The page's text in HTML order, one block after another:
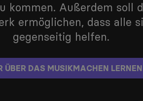
kommen. Außerdem soll
ermöglichen, dass alle
gegenseitig helfen.
ÜBER DAS MUSIKMACHEN LERNEN